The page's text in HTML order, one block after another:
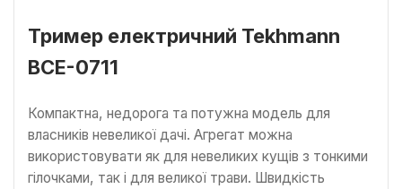
Тример електричний Tekhmann
BCE-0711
Компактна, недорога та потужна модель для
власників невеликої дачі. Агрегат можна
використовувати як для невеликих кущів з тонкими
гілочками, так і для великої трави. Швидкість